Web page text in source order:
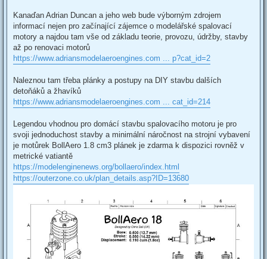
Kanaďan Adrian Duncan a jeho web bude výborným zdrojem
informací nejen pro začínající zájemce o modelářské spalovací
motory a najdou tam vše od základu teorie, provozu, údržby, stavby
až po renovaci motorů
https://www.adriansmodelaeroengines.com ... p?cat_id=2
Naleznou tam třeba plánky a postupy na DIY stavbu dalších
detoňáků a žhavíků
https://www.adriansmodelaeroengines.com ... cat_id=214
Legendou vhodnou pro domácí stavbu spalovacího motoru je pro
svoji jednoduchost stavby a minimální náročnost na strojní vybavení
je motůrek BollAero 1.8 cm3 plánek je zdarma k dispozici rovněž v
metrické vatiantě
https://modelenginenews.org/bollaero/index.html
https://outerzone.co.uk/plan_details.asp?ID=13680